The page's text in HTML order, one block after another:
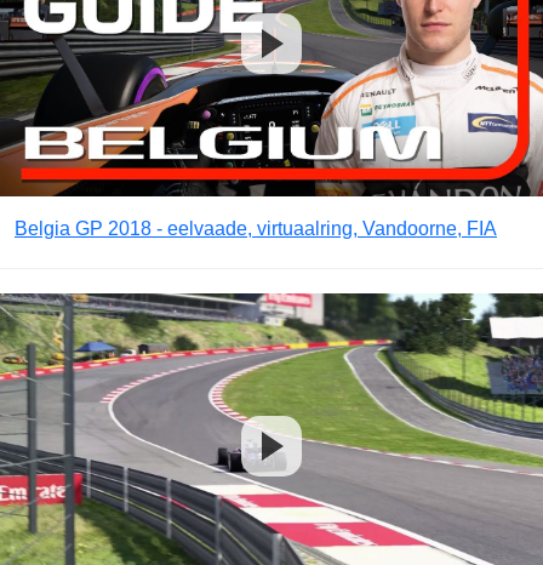
Belgia GP 2018 - eelvaade, virtuaalring, Vandoorne, FIA